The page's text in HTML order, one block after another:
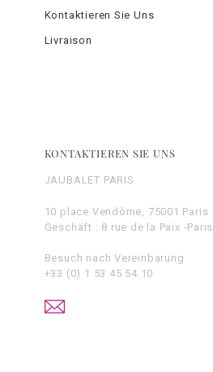
Kontaktieren Sie Uns
Livraison
KONTAKTIEREN SIE UNS
JAUBALET PARIS
10 place Vendôme, 75001 Paris
Geschäft : 8 rue de la Paix -Paris
Besuch nach Vereinbarung
+33 (0) 1 53 45 54 10